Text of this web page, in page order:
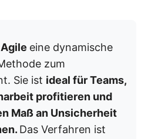
Agile eine dynamische
zum
Sie ist ideal für Teams,
profitieren und
Maß an Unsicherheit
Das Verfahren ist